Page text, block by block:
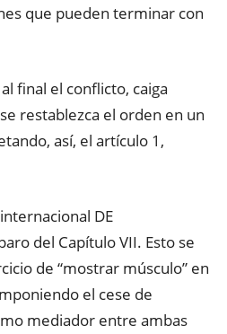
que pueden terminar con
final el conflicto, caiga
restablezca el orden en un
así, el artículo 1,
DE
del Capítulo VII. Esto se
de “mostrar músculo” en
el cese de
mediador entre ambas